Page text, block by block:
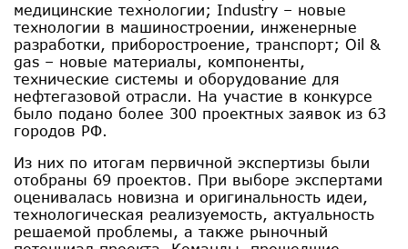
медицинские технологии; Industry – новые
технологии в машиностроении, инженерные
разработки, приборостроение, транспорт; Oil &
gas – новые материалы, компоненты,
технические системы и оборудование для
нефтегазовой отрасли. На участие в конкурсе
было подано более 300 проектных заявок из 63
городов РФ.
Из них по итогам первичной экспертизы были
отобраны 69 проектов. При выборе экспертами
оценивалась новизна и оригинальность идеи,
технологическая реализуемость, актуальность
решаемой проблемы, а также рыночный